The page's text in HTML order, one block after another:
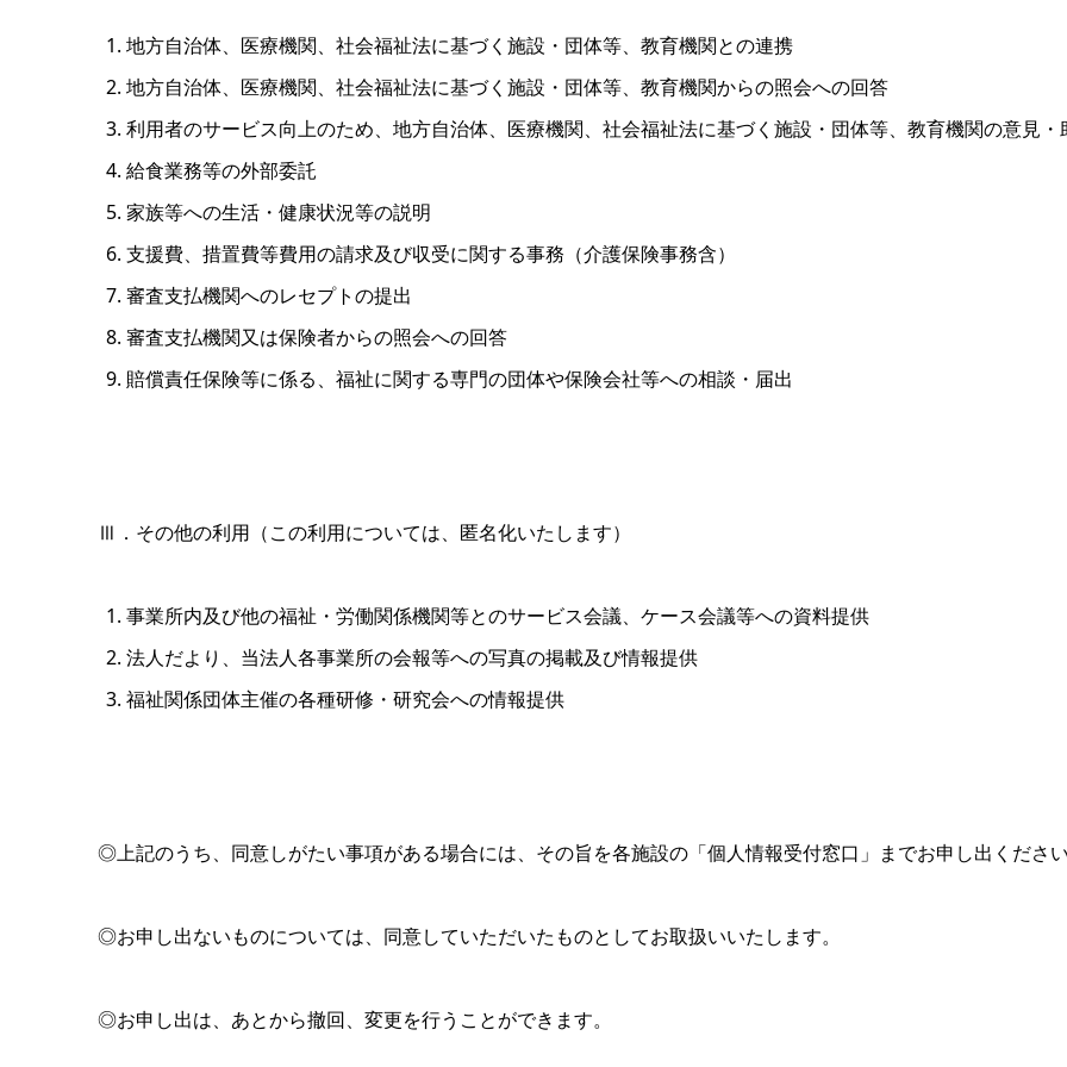
地方自治体、医療機関、社会福祉法に基づく施設・団体等、教育機関との連携
地方自治体、医療機関、社会福祉法に基づく施設・団体等、教育機関からの照会への回答
利用者のサービス向上のため、地方自治体、医療機関、社会福祉法に基づく施設・団体等、教育機関の意見・
給食業務等の外部委託
家族等への生活・健康状況等の説明
支援費、措置費等費用の請求及び収受に関する事務（介護保険事務含）
審査支払機関へのレセプトの提出
審査支払機関又は保険者からの照会への回答
賠償責任保険等に係る、福祉に関する専門の団体や保険会社等への相談・届出
Ⅲ．その他の利用（この利用については、匿名化いたします）
事業所内及び他の福祉・労働関係機関等とのサービス会議、ケース会議等への資料提供
法人だより、当法人各事業所の会報等への写真の掲載及び情報提供
福祉関係団体主催の各種研修・研究会への情報提供
◎上記のうち、同意しがたい事項がある場合には、その旨を各施設の「個人情報受付窓口」までお申し出ください
◎お申し出ないものについては、同意していただいたものとしてお取扱いいたします。
◎お申し出は、あとから撤回、変更を行うことができます。